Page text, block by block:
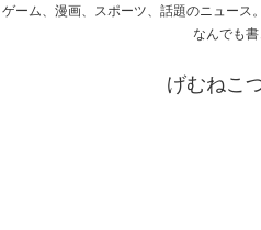
ゲーム、漫画、スポーツ、話題のニュース
なんでも
げむねこ